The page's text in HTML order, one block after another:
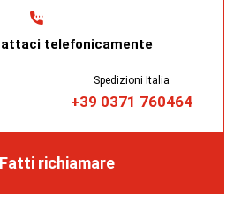
telefonicamente
Spedizioni Italia
+39 0371 760464
Fatti richiamare